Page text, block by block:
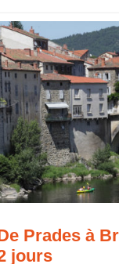
Prades à
jours